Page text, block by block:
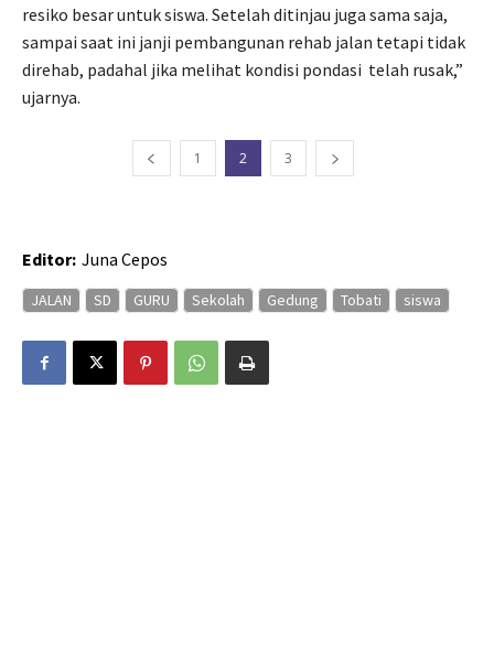
resiko besar untuk siswa. Setelah ditinjau juga sama saja,
sampai saat ini janji pembangunan rehab jalan tetapi tidak
direhab, padahal jika melihat kondisi pondasi telah rusak,”
ujarnya.
1 2 3
Editor: Juna Cepos
JALAN SD GURU Sekolah Gedung Tobati siswa